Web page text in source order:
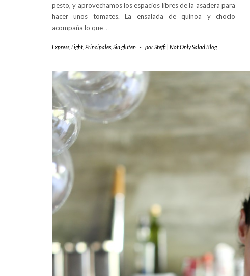
pesto, y aprovechamos los espacios libres de la asadera para
hacer unos tomates. La ensalada de quinoa y choclo
acompaña lo que …
Express Light Principales Sin gluten - porSteffi | Not Only Salad Blog